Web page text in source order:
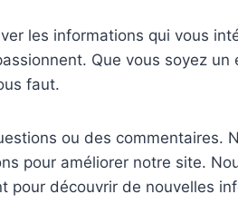
les informations qui vous
Que vous soyez
faut.
ou des commentaires.
pour améliorer notre site.
pour découvrir de nouvelles